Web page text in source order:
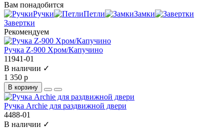
Вам понадобится
Ручки
Петли
Замки
Завертки
Рекомендуем
Ручка Z-900 Хром/Капучино
11941-01
В наличии ✓
1 350 р
В корзину
Ручка Archie для раздвижной двери
4488-01
В наличии ✓